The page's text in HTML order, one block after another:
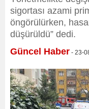
sigortası azami
öngörülürken,
düşürüldü” dedi.
Güncel Haber - 23-